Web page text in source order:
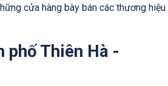
cửa hàng bày bán các thương hiệu
phố Thiên Hà -